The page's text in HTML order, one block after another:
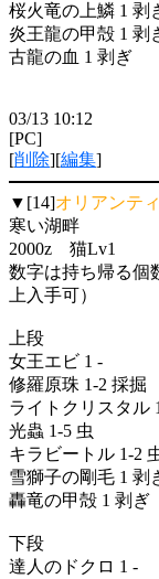
桜火竜の上鱗 1 剥
炎王龍の甲殻 1 剥
古龍の血 1 剥ぎ
03/13 10:12
[PC]
[削除][編集]
▼[14]オリアンティ
寒い湖畔
2000z 猫Lv1
数字は持ち帰る個
上入手可）
上段
女王エビ 1 -
修羅原珠 1-2 採掘
ライトクリスタル
光蟲 1-5 虫
キラビートル 1-2
雪獅子の剛毛 1 剥
轟竜の甲殻 1 剥ぎ
下段
達人のドクロ 1 -